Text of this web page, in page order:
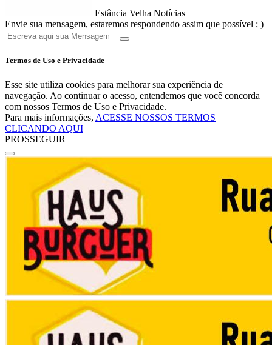
Estância Velha Notícias
Envie sua mensagem, estaremos respondendo assim que possível ; )
Termos de Uso e Privacidade
Esse site utiliza cookies para melhorar sua experiência de
navegação. Ao continuar o acesso, entendemos que você concorda
com nossos Termos de Uso e Privacidade.
Para mais informações, ACESSE NOSSOS TERMOS
CLICANDO AQUI
PROSSEGUIR